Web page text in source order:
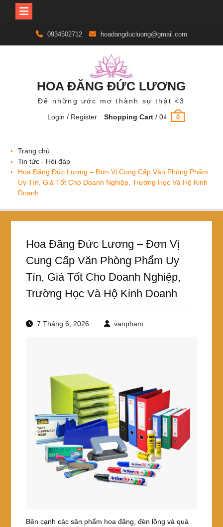
content
0934502712 hoadangducluong@gmail.com
HOA ĐĂNG ĐỨC LƯƠNG
Để những ước mơ thành sự thật <3
Login / Register
Shopping Cart /0₫ 0
Trang chủ
Tin tức - Hỏi đáp
Hoa Đăng Đức Lương – Đơn Vị Cung Cấp Văn Phòng Phẩm
Uy Tín, Giá Tốt Cho Doanh Nghiệp, Trường Học Và Hộ Kinh
Doanh
Hoa Đăng Đức Lương – Đơn Vị
Cung Cấp Văn Phòng Phẩm Uy
Tín, Giá Tốt Cho Doanh Nghiệp,
Trường Học Và Hộ Kinh Doanh
7 Tháng 6, 2026 vanpham
Bên cạnh các sản phẩm hoa đăng, đèn lồng và quà